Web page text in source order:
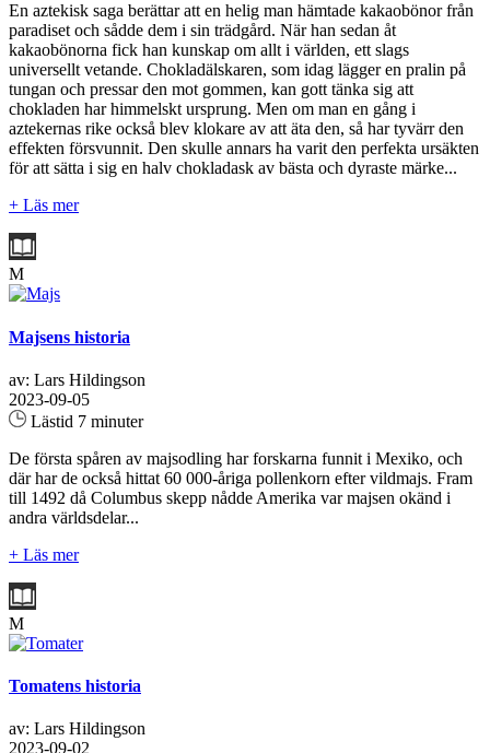
En aztekisk saga berättar att en helig man hämtade kakaobönor från
paradiset och sådde dem i sin trädgård. När han sedan åt
kakaobönorna fick han kunskap om allt i världen, ett slags
universellt vetande. Chokladälskaren, som idag lägger en pralin på
tungan och pressar den mot gommen, kan gott tänka sig att
chokladen har himmelskt ursprung. Men om man en gång i
aztekernas rike också blev klokare av att äta den, så har tyvärr den
effekten försvunnit. Den skulle annars ha varit den perfekta ursäkten
för att sätta i sig en halv chokladask av bästa och dyraste märke...
+ Läs mer
M
Majsens historia
av: Lars Hildingson
2023-09-05
Lästid 7 minuter
De första spåren av majsodling har forskarna funnit i Mexiko, och
där har de också hittat 60 000-åriga pollenkorn efter vildmajs. Fram
till 1492 då Columbus skepp nådde Amerika var majsen okänd i
andra världsdelar...
+ Läs mer
M
Tomatens historia
av: Lars Hildingson
2023-09-02